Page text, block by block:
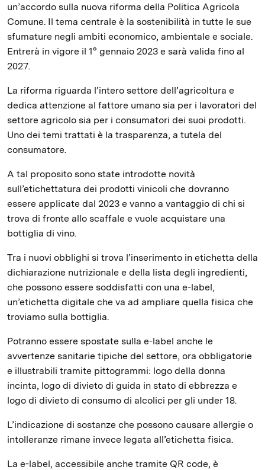
un’accordo sulla nuova riforma della Politica Agricola
Comune. Il tema centrale è la sostenibilità in tutte le sue
sfumature negli ambiti economico, ambientale e sociale.
Entrerà in vigore il 1° gennaio 2023 e sarà valida fino al
2027.
La riforma riguarda l’intero settore dell’agricoltura e
dedica attenzione al fattore umano sia per i lavoratori del
settore agricolo sia per i consumatori dei suoi prodotti.
Uno dei temi trattati è la trasparenza, a tutela del
consumatore.
A tal proposito sono state introdotte novità
sull’etichettatura dei prodotti vinicoli che dovranno
essere applicate dal 2023 e vanno a vantaggio di chi si
trova di fronte allo scaffale e vuole acquistare una
bottiglia di vino.
Tra i nuovi obblighi si trova l’inserimento in etichetta della
dichiarazione nutrizionale e della lista degli ingredienti,
che possono essere soddisfatti con una e-label,
un’etichetta digitale che va ad ampliare quella fisica che
troviamo sulla bottiglia.
Potranno essere spostate sulla e-label anche le
avvertenze sanitarie tipiche del settore, ora obbligatorie
e illustrabili tramite pittogrammi: logo della donna
incinta, logo di divieto di guida in stato di ebbrezza e
logo di divieto di consumo di alcolici per gli under 18.
L’indicazione di sostanze che possono causare allergie o
intolleranze rimane invece legata all’etichetta fisica.
La e-label, accessibile anche tramite QR code, è